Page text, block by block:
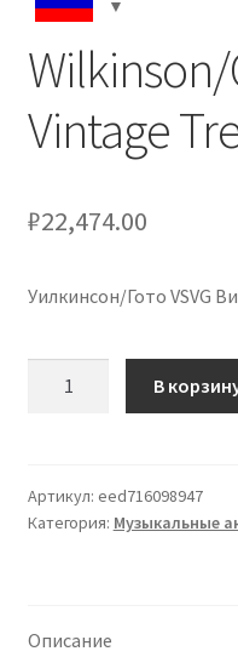
Wilkinson/
Vintage
₽22,474.00
Уилкинсон/Гото VSVG
Vintage
Tremolo
В
Артикул: eed716098947
Категория: Музыкальные
Описание